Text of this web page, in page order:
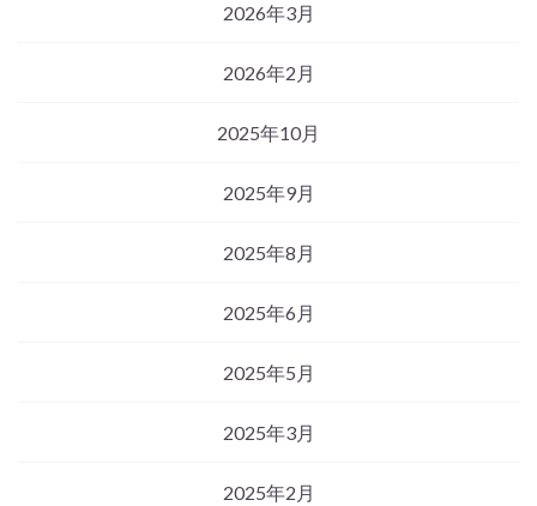
2026年3月
2026年2月
2025年10月
2025年9月
2025年8月
2025年6月
2025年5月
2025年3月
2025年2月